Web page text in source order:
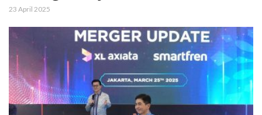
23 April 2025